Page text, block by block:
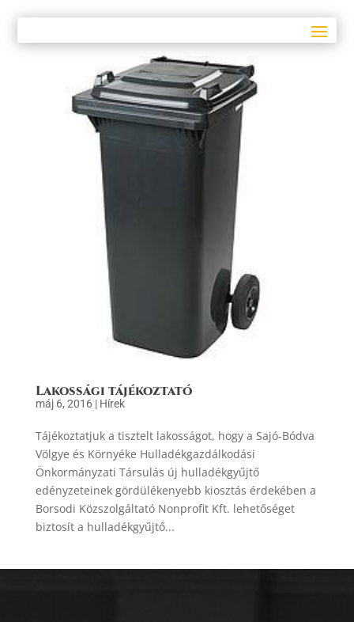
Lakossági tájékoztató
máj 6, 2016| Hírek
Tájékoztatjuk a tisztelt lakosságot, hogy a Sajó-Bódva
Völgye és Környéke Hulladékgazdálkodási
Önkormányzati Társulás új hulladékgyűjtő
edényzeteinek gördülékenyebb kiosztás érdekében a
Borsodi Közszolgáltató Nonprofit Kft. lehetőséget
biztosít a hulladékgyűjtő...